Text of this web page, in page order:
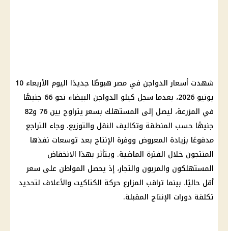
شهدت أسعار الدواجن في مصر هبوطًا جديدًا اليوم الأربعاء 10
يونيو 2026، بعدما سجل كيلو الدواجن البيضاء نحو 66 جنيهًا
في المزرعة، ليصل إلى المستهلك بسعر يتراوح بين 76 و82
جنيهًا حسب المنطقة وتكاليف النقل والتوزيع. وجاء التراجع
مدفوعًا بزيادة المعروض ووفرة الإنتاج بعد توسعات نفذها
المنتجون خلال الفترة الماضية. ويتأثر بهذا الانخفاض
المستهلكون والمربون والتجار، إذ يحصل المواطن على سعر
أقل حاليًا، بينما تراقب المزارع حركة الكتاكيت والأعلاف لتحديد
تكلفة دورات الإنتاج المقبلة.